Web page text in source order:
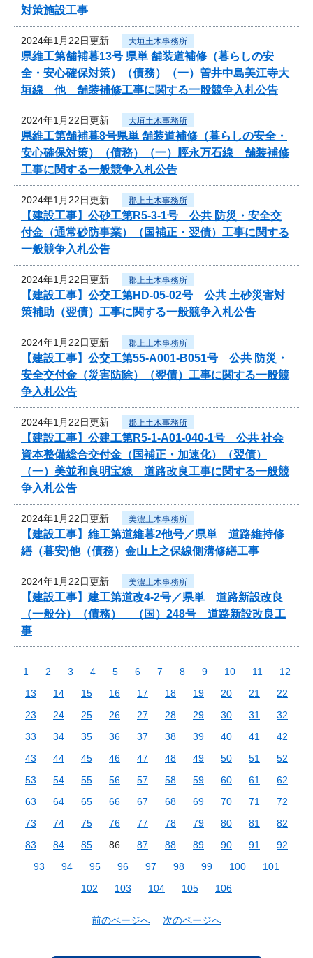
対策施設工事
2024年1月22日更新 大垣土木事務所
県維工第舗補暮13号 県単 舗装道補修（暮らしの安
全・安心確保対策）（債務）（一）曽井中島美江寺大
垣線 他 舗装補修工事に関する一般競争入札公告
2024年1月22日更新 大垣土木事務所
県維工第舗補暮8号県単 舗装道補修（暮らしの安全・
安心確保対策）（債務）（一）脛永万石線 舗装補修
工事に関する一般競争入札公告
2024年1月22日更新 郡上土木事務所
【建設工事】公砂工第R5-3-1号 公共 防災・安全交
付金（通常砂防事業）（国補正・翌債）工事に関する
一般競争入札公告
2024年1月22日更新 郡上土木事務所
【建設工事】公交工第HD-05-02号 公共 土砂災害対
策補助（翌債）工事に関する一般競争入札公告
2024年1月22日更新 郡上土木事務所
【建設工事】公交工第55-A001-B051号 公共 防災・
安全交付金（災害防除）（翌債）工事に関する一般競
争入札公告
2024年1月22日更新 郡上土木事務所
【建設工事】公建工第R5-1-A01-040-1号 公共 社会
資本整備総合交付金（国補正・加速化）（翌債）
（一）美並和良明宝線 道路改良工事に関する一般競
争入札公告
2024年1月22日更新 美濃土木事務所
【建設工事】維工第道維暮2他号／県単 道路維持修
繕（暮安)他（債務）金山上之保線側溝修繕工事
2024年1月22日更新 美濃土木事務所
【建設工事】建工第道改4-2号／県単 道路新設改良
（一般分）（債務） （国）248号 道路新設改良工
事
1 2 3 4 5 6 7 8 9 10 11
12
13
14 15 16 17 18 19 20 21
22
23
24 25 26 27 28 29 30 31
32
33
34 35 36 37 38 39 40 41
42
43
44 45 46 47 48 49 50 51
52
53
54 55 56 57 58 59 60 61
62
63
64 65 66 67 68 69 70 71
72
73
74 75 76 77 78 79 80 81
82
83
84 85 86 87 88 89 90 91
92
93
94 95 96 97 98 99 100
101
102
103 104 105 106
前のページへ 次のページへ